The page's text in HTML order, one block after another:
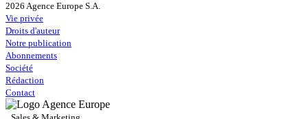
2026 Agence Europe S.A.
Vie privée
Droits d'auteur
Notre publication
Abonnements
Société
Rédaction
Contact